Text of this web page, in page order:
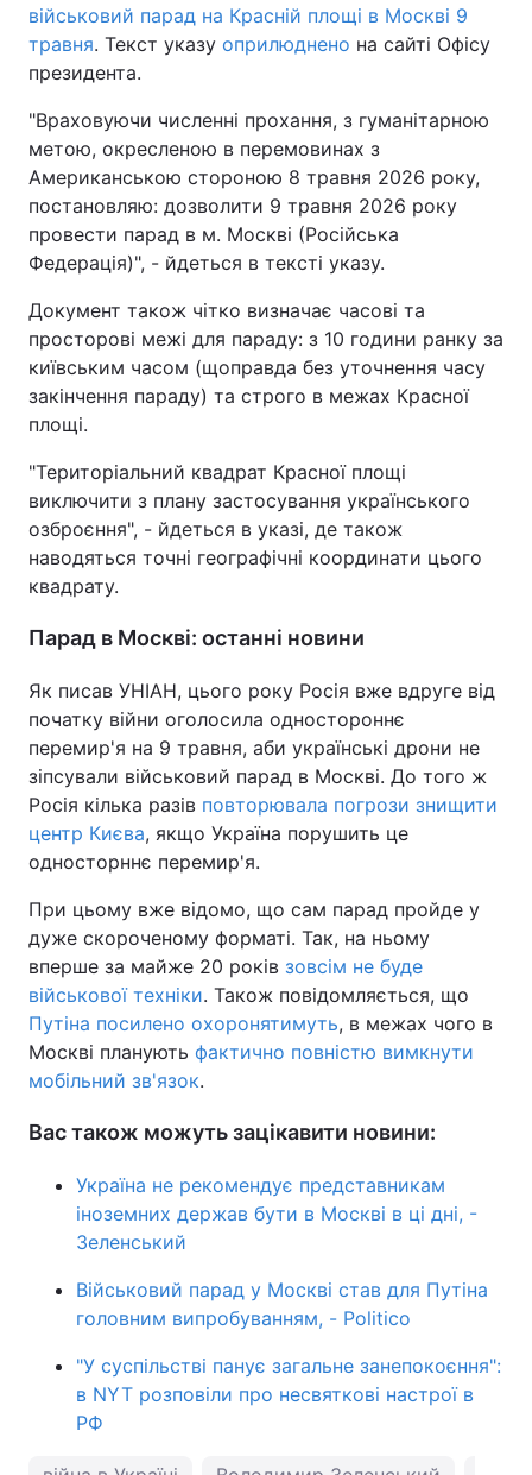
військовий парад на Красній площі в Москві 9
травня. Текст указу оприлюднено на сайті Офісу
президента.
"Враховуючи численні прохання, з гуманітарною
метою, окресленою в перемовинах з
Американською стороною 8 травня 2026 року,
постановляю: дозволити 9 травня 2026 року
провести парад в м. Москві (Російська
Федерація)", - йдеться в тексті указу.
Документ також чітко визначає часові та
просторові межі для параду: з 10 години ранку за
київським часом (щоправда без уточнення часу
закінчення параду) та строго в межах Красної
площі.
"Територіальний квадрат Красної площі
виключити з плану застосування українського
озброєння", - йдеться в указі, де також
наводяться точні географічні координати цього
квадрату.
Парад в Москві: останні новини
Як писав УНІАН, цього року Росія вже вдруге від
початку війни оголосила одностороннє
перемир'я на 9 травня, аби українські дрони не
зіпсували військовий парад в Москві. До того ж
Росія кілька разів повторювала погрози знищити
центр Києва, якщо Україна порушить це
односторннє перемир'я.
При цьому вже відомо, що сам парад пройде у
дуже скороченому форматі. Так, на ньому
вперше за майже 20 років зовсім не буде
військової техніки. Також повідомляється, що
Путіна посилено охоронятимуть, в межах чого в
Москві планують фактично повністю вимкнути
мобільний зв'язок.
Вас також можуть зацікавити новини:
Україна не рекомендує представникам
іноземних держав бути в Москві в ці дні, -
Зеленський
Військовий парад у Москві став для Путіна
головним випробуванням, - Politico
"У суспільстві панує загальне занепокоєння":
в NYT розповіли про несвяткові настрої в
РФ